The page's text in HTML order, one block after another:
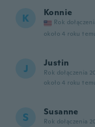
K Konnie
Rok
około 4 roku
J Justin
Rok dołączenia
około 4 roku
S Susanne
Rok dołączenia